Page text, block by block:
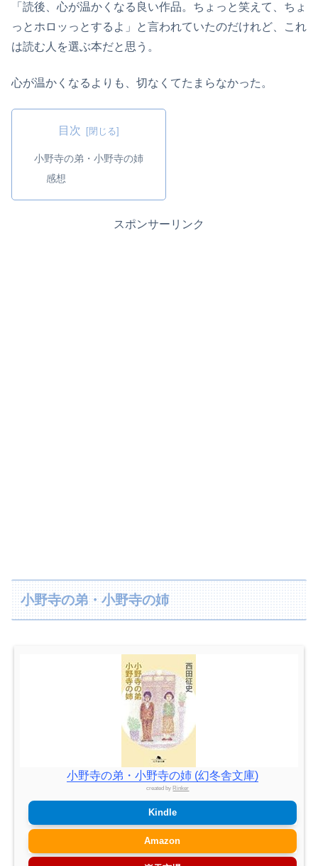
「読後、心が温かくなる良い作品。ちょっと笑えて、ちょ
っとホロッっとするよ」と言われていたのだけれど、これ
は読む人を選ぶ本だと思う。
心が温かくなるよりも、切なくてたまらなかった。
目次
小野寺の弟・小野寺の姉
感想
スポンサーリンク
小野寺の弟・小野寺の姉
小野寺の弟・小野寺の姉 (幻冬舎文庫)
created by Rinker
Kindle
Amazon